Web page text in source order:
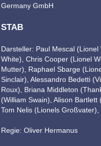
Germany GmbH
STAB
Darsteller: Paul Mescal
White), Chris Cooper (Lionel
Mutter), Raphael Sbarge
Sinclair), Alessandro Bedetti
Roux), Briana Middleton
(William Swain), Alison
Tom Nelis (Lionels Großvater),
Regie: Oliver Hermanus